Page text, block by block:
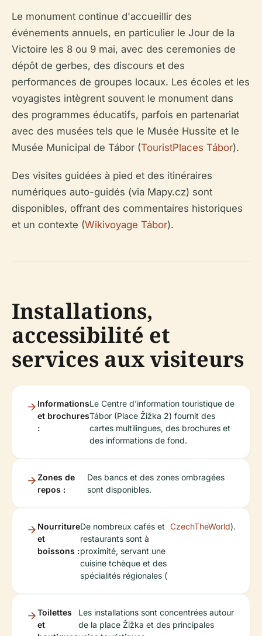
Le monument continue d'accueillir des
événements annuels, en particulier le Jour de la
Victoire les 8 ou 9 mai, avec des ceremonies de
dépôt de gerbes, des discours et des
performances de groupes locaux. Les écoles et les
voyagistes intègrent souvent le monument dans
des programmes éducatifs, parfois en partenariat
avec des musées tels que le Musée Hussite et le
Musée Municipal de Tábor (TouristPlaces Tábor).
Des visites guidées à pied et des itinéraires
numériques auto-guidés (via Mapy.cz) sont
disponibles, offrant des commentaires historiques
et un contexte (Wikivoyage Tábor).
Installations,
accessibilité et
services aux visiteurs
Informations
et brochures
:
Le Centre d'information touristique de
Tábor (Place Žižka 2) fournit des
cartes multilingues, des brochures et
des informations de fond.
Zones de
repos :
Des bancs et des zones ombragées
sont disponibles.
Nourriture
et
boissons :
De nombreux cafés et
restaurants sont à
proximité, servant une
cuisine tchèque et des
spécialités régionales (
CzechTheWorld).
Toilettes
et
Les installations sont concentrées autour
de la place Žižka et des principales